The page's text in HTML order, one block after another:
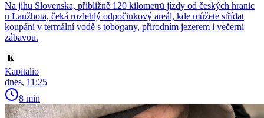
Na jihu Slovenska, přibližně 120 kilometrů jízdy od českých hranic
u Lanžhota, čeká rozlehlý odpočinkový areál, kde můžete střídat
koupání v termální vodě s tobogany, přírodním jezerem i večerní
zábavou.
Kapitalio
dnes, 11:25
8 min